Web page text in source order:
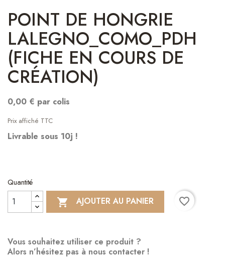
POINT DE HONGRIE
LALEGNO_COMO_PDH
(FICHE EN COURS DE
CRÉATION)
0,00 € par colis
Prix affiché TTC
Livrable sous 10j !
Quantité
 AJOUTER AU PANIER favorite_border
Vous souhaitez utiliser ce produit ?
Alors n’hésitez pas à nous contacter !